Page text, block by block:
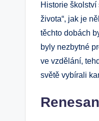
Historie školství
života“, jak je
těchto dobách
byly nezbytné
ve vzdělání,
světě vybírali